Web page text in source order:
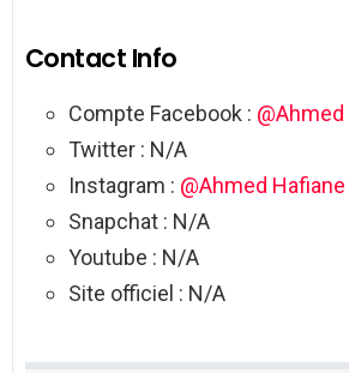
Contact Info
Compte Facebook :
Twitter : N/A
Instagram : @Ahmed Hafiane
Snapchat : N/A
Youtube : N/A
Site officiel : N/A